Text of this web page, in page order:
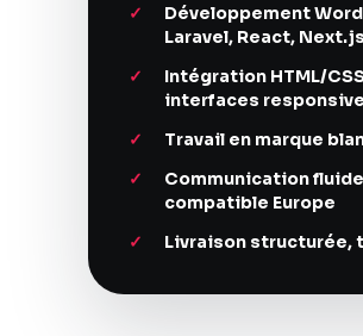
Développement
Laravel, React,
Intégration HTML/
interfaces responsive
Travail en marque
Communication
compatible Europe
Livraison structurée,